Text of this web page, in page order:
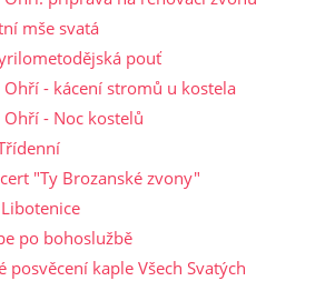
mše svatá
pouť
- kácení stromů u kostela
- Noc kostelů
"Ty Brozanské zvony"
po bohoslužbě
posvěcení kaple Všech Svatých